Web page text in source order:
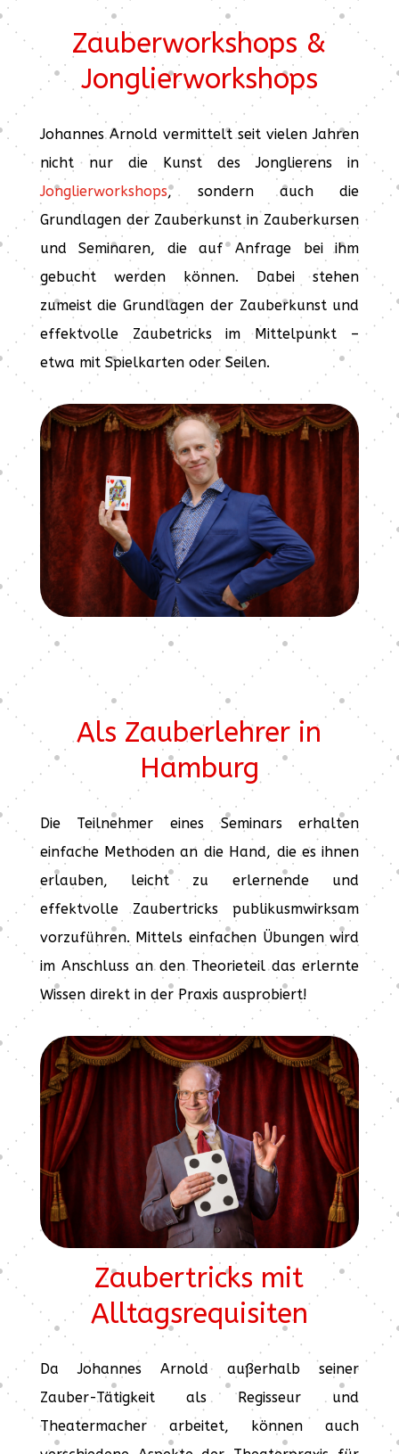
Zauberworkshops &
Jonglierworkshops
Johannes Arnold vermittelt seit vielen Jahren
nicht nur die Kunst des Jonglierens in
Jonglierworkshops, sondern auch die
Grundlagen der Zauberkunst in Zauberkursen
und Seminaren, die auf Anfrage bei ihm
gebucht werden können. Dabei stehen
zumeist die Grundlagen der Zauberkunst und
effektvolle Zaubetricks im Mittelpunkt –
etwa mit Spielkarten oder Seilen.
Als Zauberlehrer in
Hamburg
Die Teilnehmer eines Seminars erhalten
einfache Methoden an die Hand, die es ihnen
erlauben, leicht zu erlernende und
effektvolle Zaubertricks publikusmwirksam
vorzuführen. Mittels einfachen Übungen wird
im Anschluss an den Theorieteil das erlernte
Wissen direkt in der Praxis ausprobiert!
Zaubertricks mit
Alltagsrequisiten
Da Johannes Arnold außerhalb seiner
Zauber-Tätigkeit als Regisseur und
Theatermacher arbeitet, können auch